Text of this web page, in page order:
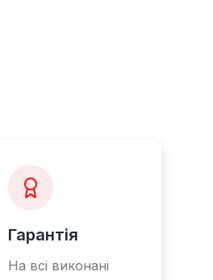
Гарантія
На всі виконані